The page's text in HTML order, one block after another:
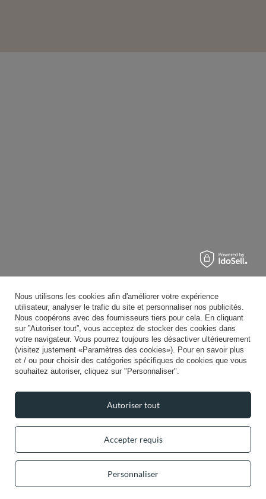
Nous utilisons les cookies afin d'améliorer votre expérience
utilisateur, analyser le trafic du site et personnaliser nos publicités.
Nous coopérons avec des fournisseurs tiers pour cela. En cliquant
sur ”Autoriser tout”, vous acceptez de stocker des cookies dans
votre navigateur. Vous pourrez toujours les désactiver ultérieurement
(visitez justement «Paramètres des cookies»). Pour en savoir plus
et / ou pour choisir des catégories spécifiques de cookies que vous
souhaitez autoriser, cliquez sur "Personnaliser".
Accepter requis
Personnaliser
Autoriser tout